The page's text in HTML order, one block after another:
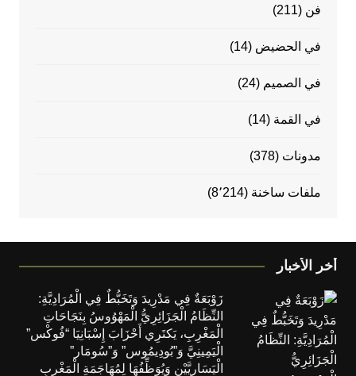
فن (211)
في الحضيض (14)
في الصميم (24)
في القمة (14)
مدونات (378)
ملفات ساخنة (8٬214)
أخر الأخبار
زَوْبَعَةٌ فِي مَدْرِيدَ وَتَخَبُّطٌ فِي الْمُرَادِيَّةِ:
النِّظَامُ الْجَزَائِرِيُّ الْمَهْوُوسُ بِنَجَاحَاتِ
الْمَغْرِبِ، يَكتَرِي أَحْزَابَ إِسْبَانِيَا “فُوكْس”
الْيَمِينِيَّ وَ”بُودِيمُوس” وَ”سُومَار”
الْيَسَارِيَّيْنِ وَيُوَظِّفُهَا لِمُهَاجَمَةِ الْمَغْرِبِ